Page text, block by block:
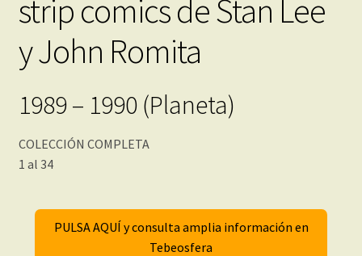
strip comics de Stan Lee
y John Romita
1989 – 1990 (Planeta)
COLECCIÓN COMPLETA
1 al 34
PULSA AQUÍ y consulta amplia información en
Tebeosfera